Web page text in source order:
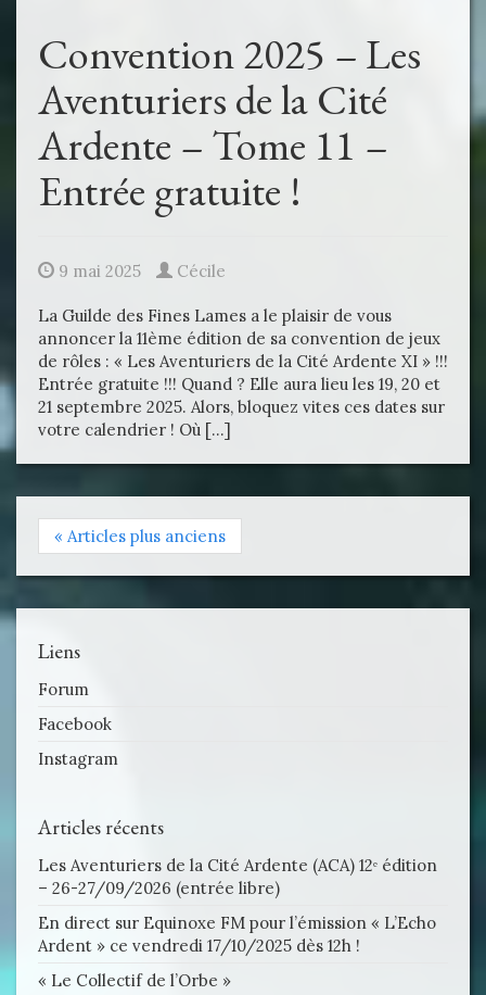
Convention 2025 – Les
Aventuriers de la Cité
Ardente – Tome 11 –
Entrée gratuite !
9 mai 2025 Cécile
La Guilde des Fines Lames a le plaisir de vous
annoncer la 11ème édition de sa convention de jeux
de rôles : « Les Aventuriers de la Cité Ardente XI » !!!
Entrée gratuite !!! Quand ? Elle aura lieu les 19, 20 et
21 septembre 2025. Alors, bloquez vites ces dates sur
votre calendrier ! Où […]
« Articles plus anciens
Liens
Forum
Facebook
Instagram
Articles récents
Les Aventuriers de la Cité Ardente (ACA) 12ᵉ édition
– 26-27/09/2026 (entrée libre)
En direct sur Equinoxe FM pour l’émission « L’Echo
Ardent » ce vendredi 17/10/2025 dès 12h !
« Le Collectif de l’Orbe »